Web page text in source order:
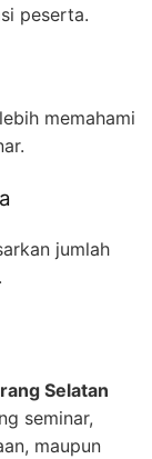
peserta.
memahami
jumlah
Selatan
seminar,
maupun